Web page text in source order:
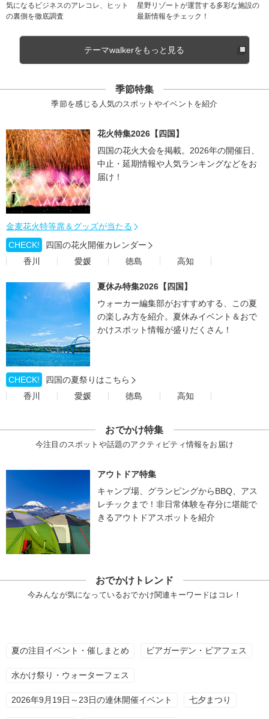
気になるビジネスのアレコレ、ヒット
の裏側を徹底調査
星野リゾートが運営する多彩な施設の
最新情報をチェック！
テーマwalkerをもっと見る
季節特集
季節を感じる人気のスポットやイベントを紹介
花火特集2026【四国】
四国の花火大会を掲載。2026年の開催日、
中止・延期情報や人気ランキングなどをお
届け！
金麦花火特等席＆グッズが当たる
CHECK!
四国の花火開催カレンダー
香川
愛媛 徳島 高知
夏休み特集2026【四国】
ウォーカー編集部がおすすめする、この夏
の楽しみ方を紹介。夏休みイベント＆おで
かけスポット情報が盛りだくさん！
CHECK!
四国の夏祭りはこちら
香川
愛媛 徳島 高知
おでかけ特集
今注目のスポットや話題のアクティビティ情報をお届け
アウトドア特集
キャンプ場、グランピングからBBQ、アス
レチックまで！非日常体験を存分に堪能で
きるアウトドアスポットを紹介
おでかけトレンド
今みんなが気になっているおでかけ関連キーワードはコレ！
夏の注目イベント・催しまとめ ビアガーデン・ビアフェス
水かけ祭り・ウォーターフェス
2026年9月19日～23日の連休開催イベント 七夕まつり